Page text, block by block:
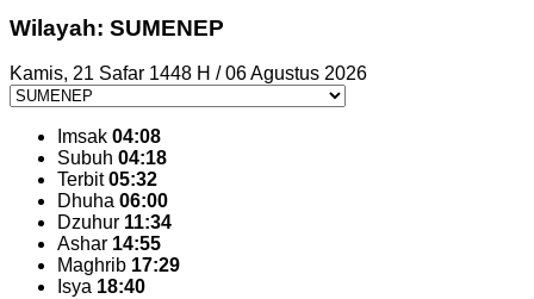
Wilayah: SUMENEP
Kamis, 21 Safar 1448 H / 06 Agustus 2026
Imsak 04:08
Subuh 04:18
Terbit05:32
Dhuha 06:00
Dzuhur 11:34
Ashar 14:55
Maghrib 17:29
Isya 18:40